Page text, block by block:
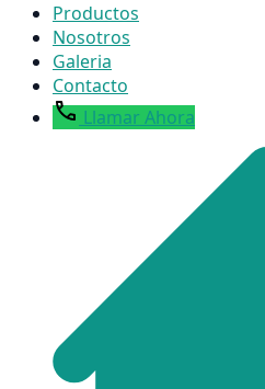
Productos
Nosotros
Galeria
Contacto
Llamar Ahora